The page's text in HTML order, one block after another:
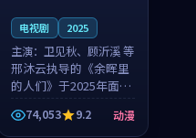
电视剧 2025
主演： 卫见秋、顾沂溪 等
邢沐云执导的《余晖里
的人们》于2025年面
世，泰国的城市气质与
小镇生活的人物心境共
74,053 9.2 动漫